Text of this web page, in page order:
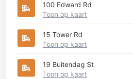
100 Edward Rd
Toon op kaart
15 Tower Rd
Toon op kaart
19 Buitendag St
Toon op kaart